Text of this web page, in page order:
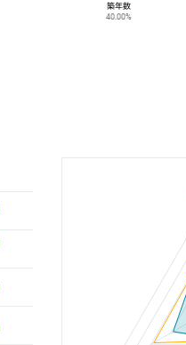
築年数
40.00%